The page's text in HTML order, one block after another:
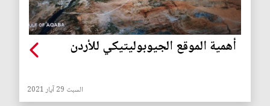
أهمية الموقع الجيوبوليتيكي للأردن
السبت 29 آيار 2021